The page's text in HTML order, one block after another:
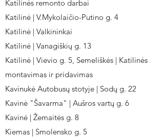
Katilinės remonto darbai
Katilinė | V.Mykolaičio-Putino g. 4
Katilinė | Valkininkai
Katilinė | Vanagiškių g. 13
Katilinė | Vievio g. 5, Semeliškės | Katilinės
montavimas ir pridavimas
Kavinukė Autobusų stotyje | Sodų g. 22
Kavinė "Šavarma" | Aušros vartų g. 6
Kavinė | Žemaitės g. 8
Kiemas | Smolensko g. 5